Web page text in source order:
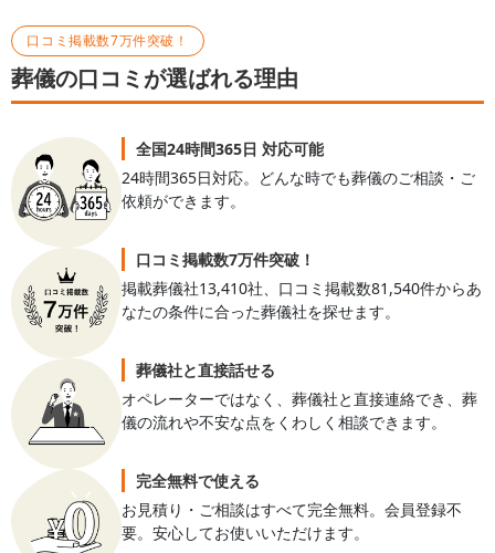
口コミ掲載数7万件突破！
葬儀の口コミが選ばれる理由
全国24時間365日 対応可能
24時間365日対応。どんな時でも葬儀のご相談・ご
依頼ができます。
口コミ掲載数7万件突破！
掲載葬儀社13,410社、口コミ掲載数81,540件からあ
なたの条件に合った葬儀社を探せます。
葬儀社と直接話せる
オペレーターではなく、葬儀社と直接連絡でき、葬
儀の流れや不安な点をくわしく相談できます。
完全無料で使える
お見積り・ご相談はすべて完全無料。会員登録不
要。安心してお使いいただけます。